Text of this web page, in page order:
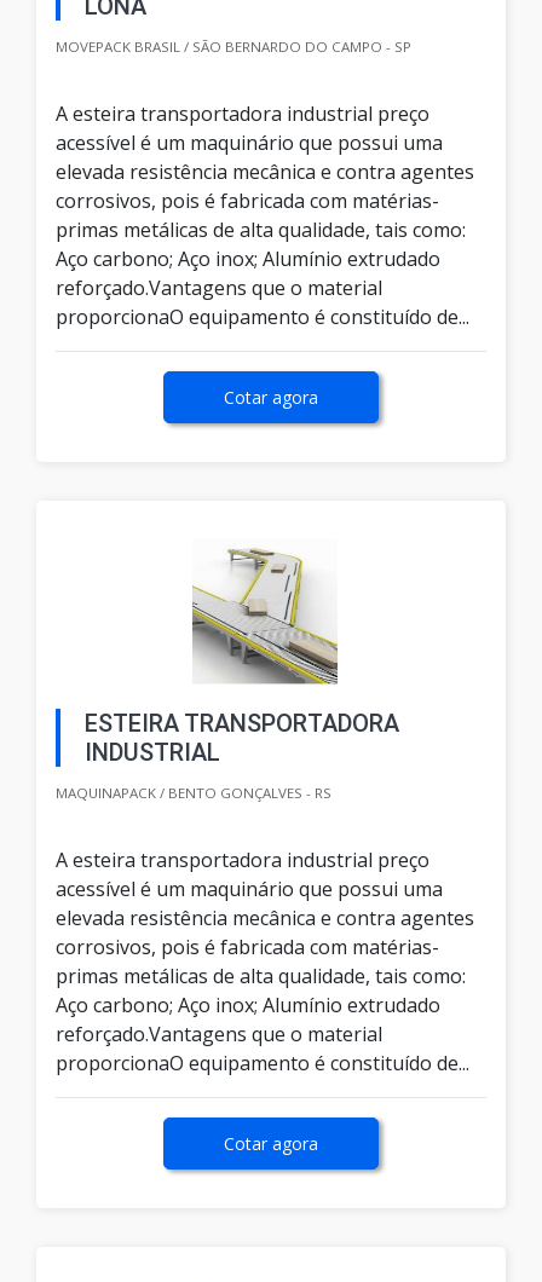
LONA
MOVEPACK BRASIL / SÃO BERNARDO DO CAMPO - SP
A esteira transportadora industrial preço
acessível é um maquinário que possui uma
elevada resistência mecânica e contra agentes
corrosivos, pois é fabricada com matérias-
primas metálicas de alta qualidade, tais como:
Aço carbono; Aço inox; Alumínio extrudado
reforçado.Vantagens que o material
proporcionaO equipamento é constituído de...
Cotar agora
ESTEIRA TRANSPORTADORA
INDUSTRIAL
MAQUINAPACK / BENTO GONÇALVES - RS
A esteira transportadora industrial preço
acessível é um maquinário que possui uma
elevada resistência mecânica e contra agentes
corrosivos, pois é fabricada com matérias-
primas metálicas de alta qualidade, tais como:
Aço carbono; Aço inox; Alumínio extrudado
reforçado.Vantagens que o material
proporcionaO equipamento é constituído de...
Cotar agora